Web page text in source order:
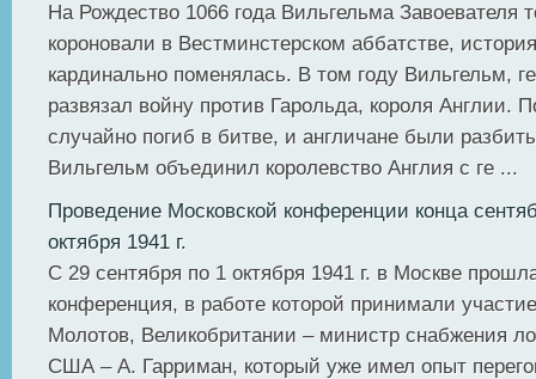
На Рождество 1066 года Вильгельма Завоевателя
короновали в Вестминстерском аббатстве,
кардинально поменялась. В том году Вильгельм,
развязал войну против Гарольда, короля Англии.
случайно погиб в битве, и англичане были
Вильгельм объединил королевство Англия с ге ...
Проведение Московской конференции конца
октября 1941 г.
С 29 сентября по 1 октября 1941 г. в Москве
конференция, в работе которой принимали
Молотов, Великобритании – министр снабжения
США – А. Гарриман, который уже имел опыт